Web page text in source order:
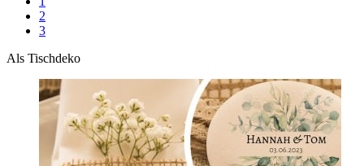
2
3
Als Tischdeko